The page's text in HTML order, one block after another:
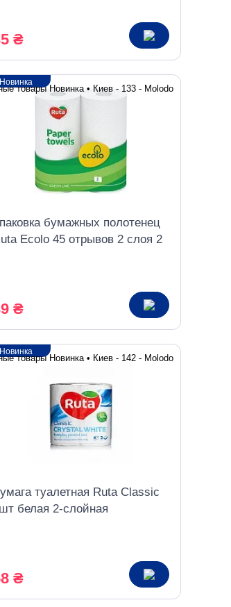
₴
бумажных полотенец
Ecolo 45 отрывов 2 слоя 2
₴
Новинка
туалетная Ruta Classic
белая 2-слойная
₴
Новинка